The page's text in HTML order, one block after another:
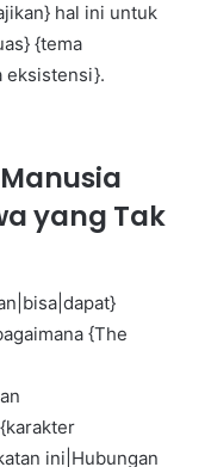
hal ini untuk
{tema
eksistensi}.
yang Tak
{The
ini|Hubungan